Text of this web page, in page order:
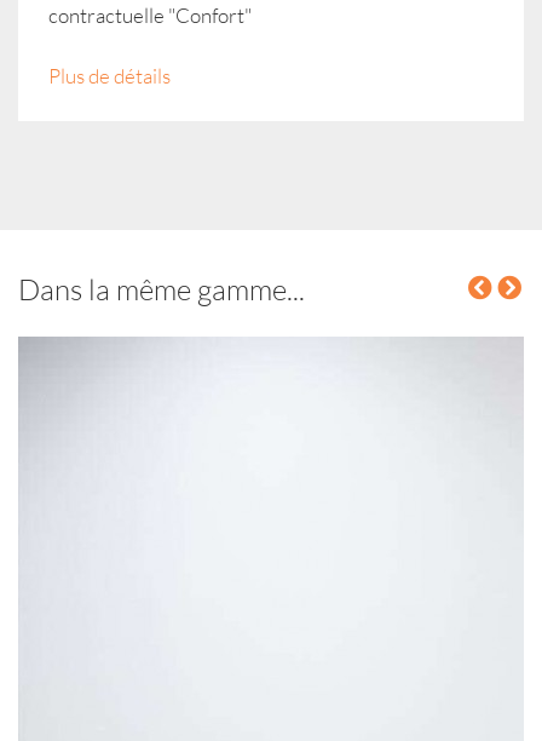
contractuelle "Confort"
Plus de détails
Dans la même gamme...